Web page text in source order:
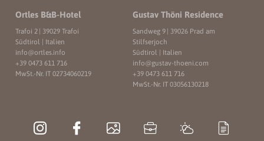
Ortles B&B-Hotel
Trafoi 2 | 39029 Trafoi
Südtirol | Italien
info@ortles. info
+39 0473 611 716
MwSt.-Nr. IT 02734060219
Gustav Thöni Residence
Sandweg 9 | 39026 Prad am
Stilfserjoch
Südtirol | Italien
info@gustav-thoeni.com
+39 0473 611 716
MwSt.-Nr. IT 03056130218